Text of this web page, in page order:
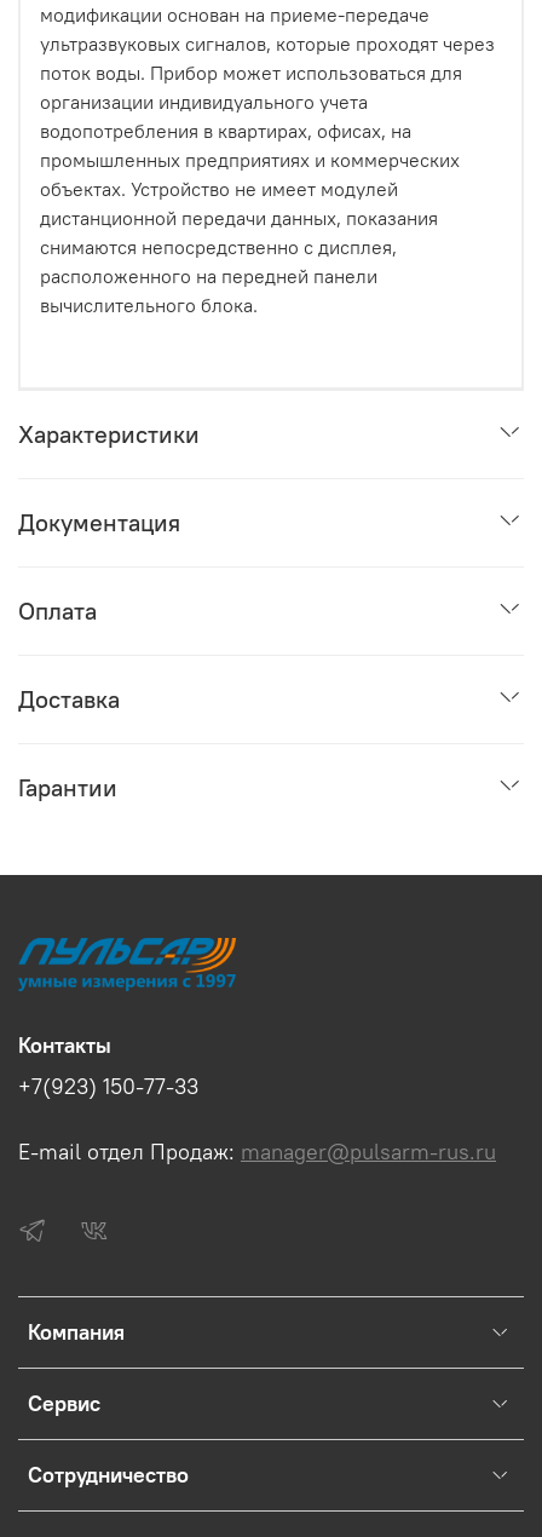
модификации основан на приеме-передаче
ультразвуковых сигналов, которые проходят через
поток воды. Прибор может использоваться для
организации индивидуального учета
водопотребления в квартирах, офисах, на
промышленных предприятиях и коммерческих
объектах. Устройство не имеет модулей
дистанционной передачи данных, показания
снимаются непосредственно с дисплея,
расположенного на передней панели
вычислительного блока.
Характеристики
Документация
Оплата
Доставка
Гарантии
Компания
Сервис
Сотрудничество
Контакты
+7(923) 150-77-33
E-mail отдел Продаж: manager@pulsarm-rus.ru